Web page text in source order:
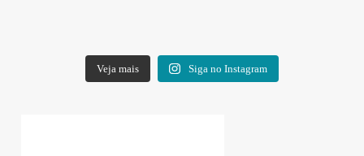
Veja mais Siga no Instagram